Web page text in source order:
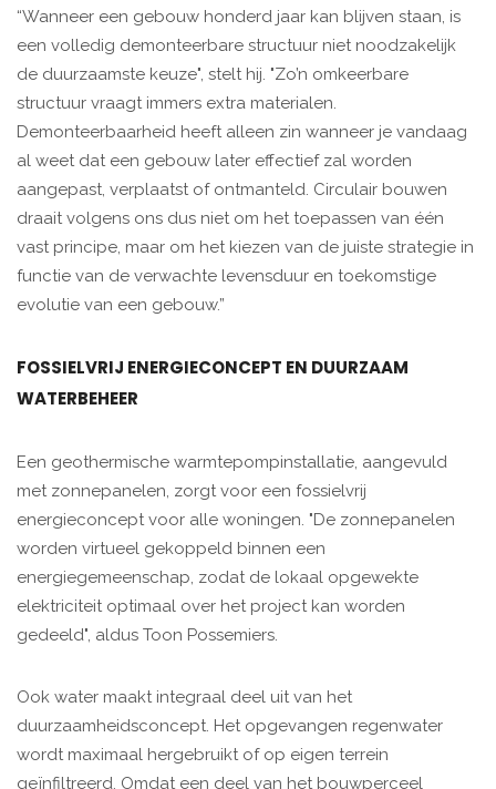
“Wanneer een gebouw honderd jaar kan blijven staan, is
een volledig demonteerbare structuur niet noodzakelijk
de duurzaamste keuze", stelt hij. "Zo’n omkeerbare
structuur vraagt immers extra materialen.
Demonteerbaarheid heeft alleen zin wanneer je vandaag
al weet dat een gebouw later effectief zal worden
aangepast, verplaatst of ontmanteld. Circulair bouwen
draait volgens ons dus niet om het toepassen van één
vast principe, maar om het kiezen van de juiste strategie in
functie van de verwachte levensduur en toekomstige
evolutie van een gebouw.”
FOSSIELVRIJ ENERGIECONCEPT EN DUURZAAM
WATERBEHEER
Een geothermische warmtepompinstallatie, aangevuld
met zonnepanelen, zorgt voor een fossielvrij
energieconcept voor alle woningen. "De zonnepanelen
worden virtueel gekoppeld binnen een
energiegemeenschap, zodat de lokaal opgewekte
elektriciteit optimaal over het project kan worden
gedeeld", aldus Toon Possemiers.
Ook water maakt integraal deel uit van het
duurzaamheidsconcept. Het opgevangen regenwater
wordt maximaal hergebruikt of op eigen terrein
geïnfiltreerd. Omdat een deel van het bouwperceel